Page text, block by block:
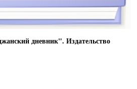
дневник". Издательство